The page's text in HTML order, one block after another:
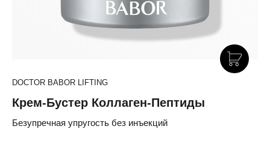
DOCTOR BABOR LIFTING
Крем-Бустер Коллаген-Пептиды
Безупречная упругость без инъекций